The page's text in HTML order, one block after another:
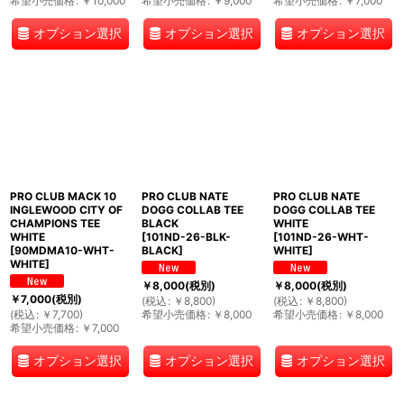
オプション選択 オプション選択 オプション選択
PRO CLUB MACK 10
INGLEWOOD CITY OF
CHAMPIONS TEE
WHITE
[90MDMA10-WHT-
WHITE]
￥7,000(税別)
(税込 : ￥ 7,700)
希望小売価格: ￥ 7,000
オプション選択
PRO CLUB NATE
DOGG COLLAB TEE
BLACK
[101ND-26-BLK-
BLACK]
￥8,000(税別)
(税込 : ￥ 8,800)
希望小売価格: ￥ 8,000
オプション選択
PRO CLUB NATE
DOGG COLLAB TEE
WHITE
[101ND-26-WHT-
WHITE]
￥8,000(税別)
(税込 : ￥ 8,800)
希望小売価格: ￥ 8,000
オプション選択